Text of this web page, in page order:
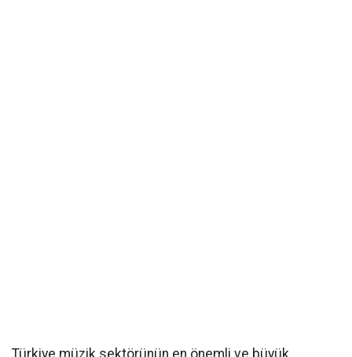
Türkiye müzik sektörünün en önemli ve büyük